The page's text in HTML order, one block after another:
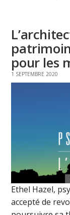
pour les
1 SEPTEMBRE 2020
Ethel Hazel,
accepté de